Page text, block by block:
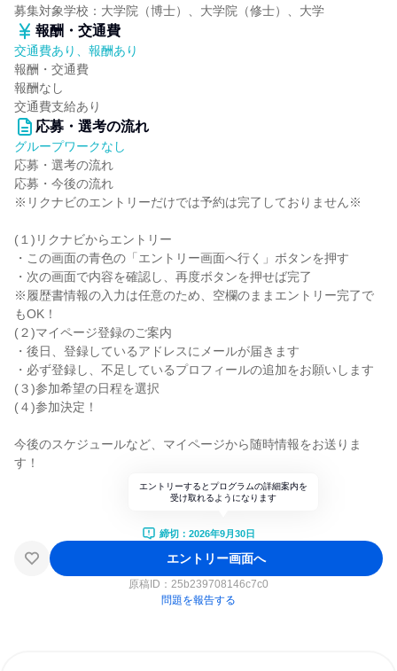
募集対象学校：大学院（博士）、大学院（修士）、大学
報酬・交通費
交通費あり、報酬あり
報酬・交通費
報酬なし
交通費支給あり
応募・選考の流れ
グループワークなし
応募・選考の流れ
応募・今後の流れ
※リクナビのエントリーだけでは予約は完了しておりません※
(１)リクナビからエントリー
・この画面の青色の「エントリー画面へ行く」ボタンを押す
・次の画面で内容を確認し、再度ボタンを押せば完了
※履歴書情報の入力は任意のため、空欄のままエントリー完了で
もOK！
(２)マイページ登録のご案内
・後日、登録しているアドレスにメールが届きます
・必ず登録し、不足しているプロフィールの追加をお願いします
(３)参加希望の日程を選択
(４)参加決定！
今後のスケジュールなど、マイページから随時情報をお送りま
す！
エントリーするとプログラムの詳細案内を
受け取れるようになります
締切：2026年9月30日
エントリー画面へ
原稿ID： 25b239708146c7c0
問題を報告する